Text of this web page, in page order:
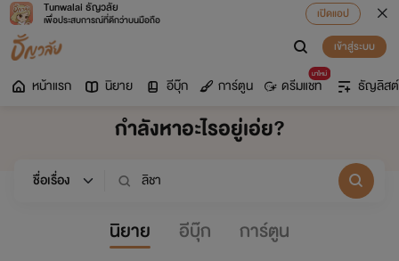
Tunwalai ธัญวลัย
เพื่อประสบการณ์ที่ดีกว่าบนมือถือ
เปิดแอป
เข้าสู่ระบบ
หน้าแรก นิยาย อีบุ๊ก การ์ตูน
มาใหม่
ดรีมแชท ธัญลิสต์
กำลังหาอะไรอยู่เอ่ย?
นิยาย อีบุ๊ก การ์ตูน